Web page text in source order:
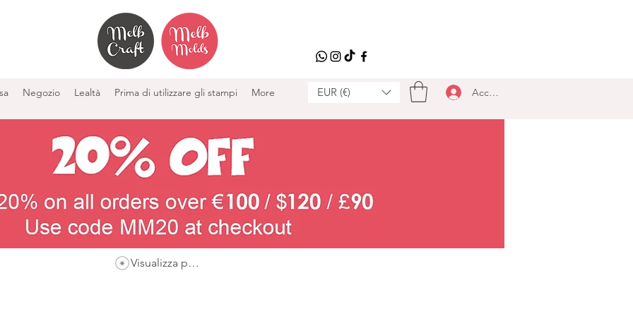
Negozio Lealtà Prima di utilizzare gli stampi More EUR (€) Accedi
Visualizza punti